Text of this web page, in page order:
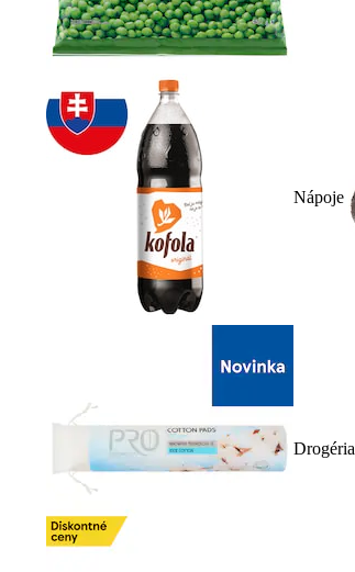
Nápoje
Drogéria